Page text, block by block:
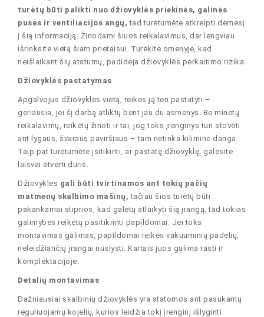
turėtų būti palikti nuo džiovyklės priekinės, galinės
pusės ir ventiliacijos angų, tad turėtumėte atkreipti dėmesį
į šią informaciją. Žinodami šiuos reikalavimus, dar lengviau
išrinksite vietą šiam prietaisui. Turėkite omenyje, kad
neišlaikant šių atstumų, padidėja džiovyklės perkaitimo rizika.
Džiovyklės pastatymas
Apgalvojus džiovyklės vietą, reikės ją ten pastatyti –
geriausia, jei šį darbą atliktų bent jau du asmenys. Be minėtų
reikalavimų, reikėtų žinoti ir tai, jog toks įrenginys turi stovėti
ant lygaus, švaraus paviršiaus – tam netinka kiliminė danga.
Taip pat turėtumėte įsitikinti, ar pastatę džiovyklę, galėsite
laisvai atverti duris.
Džiovyklės gali būti tvirtinamos ant tokių pačių
matmenų skalbimo mašinų, tačiau šios turėtų būti
pakankamai stiprios, kad galėtų atlaikyti šią įrangą, tad tokias
galimybes reikėtų pasitikrinti papildomai. Jei toks
montavimas galimas, papildomai reikės vakuuminių padelių,
neleidžiančių įrangai nuslysti. Kartais juos galima rasti ir
komplektacijoje.
Detalių montavimas
Dažniausiai skalbinių džiovyklės yra statomos ant pasukamų
reguliuojamų kojelių, kurios leidžia tokį įrenginį išlyginti